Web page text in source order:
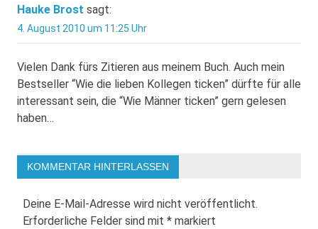
Hauke Brost sagt:
4. August 2010 um 11:25 Uhr
Vielen Dank fürs Zitieren aus meinem Buch. Auch mein
Bestseller “Wie die lieben Kollegen ticken” dürfte für alle
interessant sein, die “Wie Männer ticken” gern gelesen
haben…
KOMMENTAR HINTERLASSEN
Deine E-Mail-Adresse wird nicht veröffentlicht.
Erforderliche Felder sind mit * markiert